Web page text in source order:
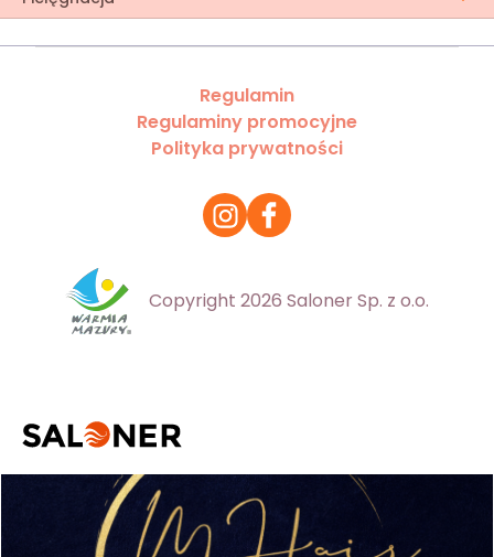
Regulamin
Regulaminy promocyjne
Polityka prywatności
Copyright 2026 Saloner Sp. z o.o.